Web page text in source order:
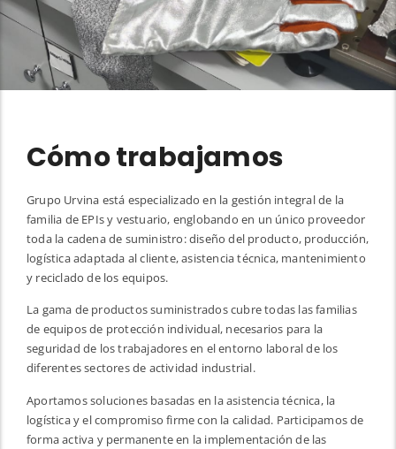
Cómo trabajamos
Grupo Urvina está especializado en la gestión integral de la
familia de EPIs y vestuario, englobando en un único proveedor
toda la cadena de suministro: diseño del producto, producción,
logística adaptada al cliente, asistencia técnica, mantenimiento
y reciclado de los equipos.
La gama de productos suministrados cubre todas las familias
de equipos de protección individual, necesarios para la
seguridad de los trabajadores en el entorno laboral de los
diferentes sectores de actividad industrial.
Aportamos soluciones basadas en la asistencia técnica, la
logística y el compromiso firme con la calidad. Participamos de
forma activa y permanente en la implementación de las